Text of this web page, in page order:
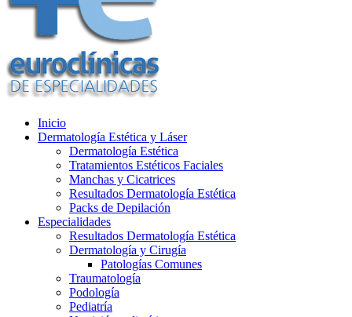
Inicio
Dermatología Estética y Láser
Dermatología Estética
Tratamientos Estéticos Faciales
Manchas y Cicatrices
Resultados Dermatología Estética
Packs de Depilación
Especialidades
Resultados Dermatología Estética
Dermatología y Cirugía
Patologías Comunes
Traumatología
Podología
Pediatría